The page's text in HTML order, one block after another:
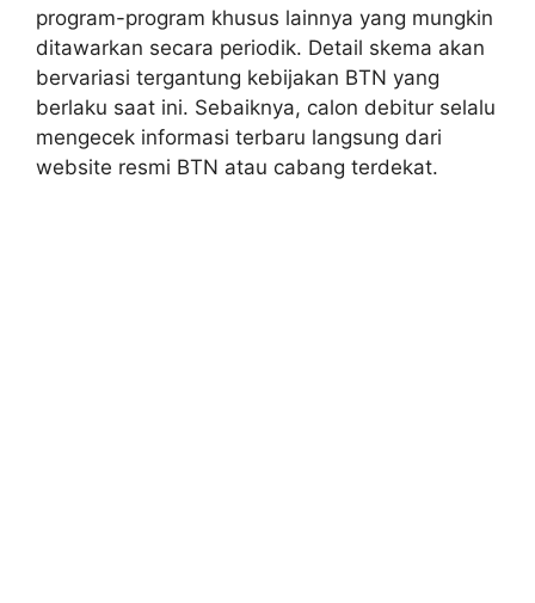
program-program khusus lainnya yang mungkin
ditawarkan secara periodik. Detail skema akan
bervariasi tergantung kebijakan BTN yang
berlaku saat ini. Sebaiknya, calon debitur selalu
mengecek informasi terbaru langsung dari
website resmi BTN atau cabang terdekat.